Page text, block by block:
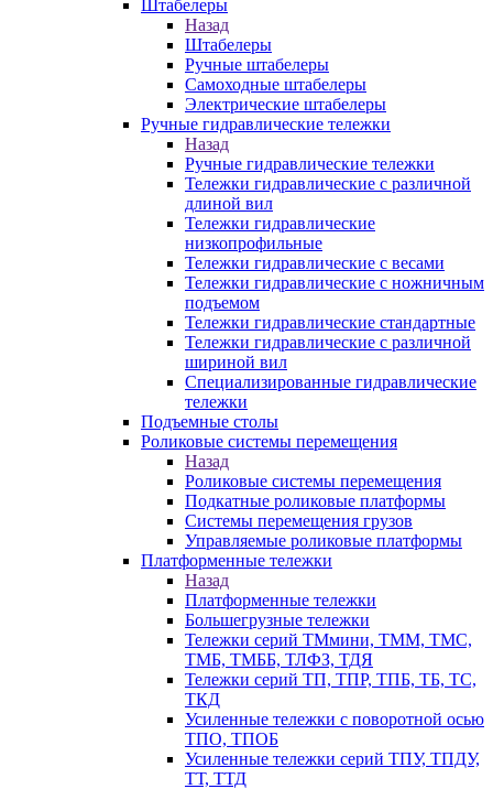
Штабелеры
Назад
Штабелеры
Ручные штабелеры
Самоходные штабелеры
Электрические штабелеры
Ручные гидравлические тележки
Назад
Ручные гидравлические тележки
Тележки гидравлические с различной
длиной вил
Тележки гидравлические
низкопрофильные
Тележки гидравлические с весами
Тележки гидравлические с ножничным
подъемом
Тележки гидравлические стандартные
Тележки гидравлические с различной
шириной вил
Специализированные гидравлические
тележки
Подъемные столы
Роликовые системы перемещения
Назад
Роликовые системы перемещения
Подкатные роликовые платформы
Системы перемещения грузов
Управляемые роликовые платформы
Платформенные тележки
Назад
Платформенные тележки
Большегрузные тележки
Тележки серий ТМмини, ТММ, ТМС,
ТМБ, ТМББ, ТЛФЗ, ТДЯ
Тележки серий ТП, ТПР, ТПБ, ТБ, ТС,
ТКД
Усиленные тележки с поворотной осью
ТПО, ТПОБ
Усиленные тележки серий ТПУ, ТПДУ,
ТТ, ТТД